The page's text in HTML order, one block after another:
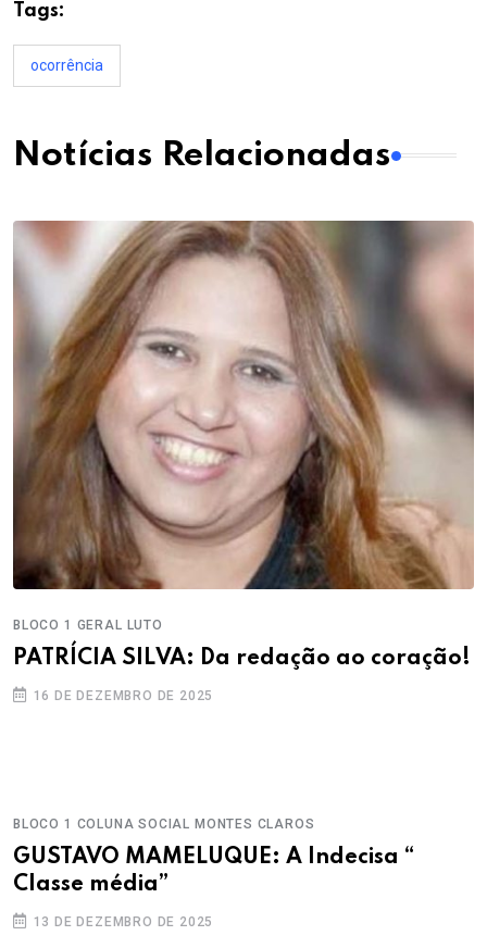
Tags:
ocorrência
Notícias Relacionadas
BLOCO 1 GERAL LUTO
PATRÍCIA SILVA: Da redação ao coração!
16 DE DEZEMBRO DE 2025
BLOCO 1 COLUNA SOCIAL MONTES CLAROS
GUSTAVO MAMELUQUE: A Indecisa “
Classe média”
13 DE DEZEMBRO DE 2025